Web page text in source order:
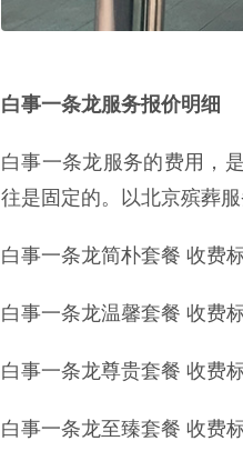
白事一条龙服务报价明细
白事一条龙服务的费用，
往是固定的。以北京殡葬
白事一条龙简朴套餐 收费
白事一条龙温馨套餐 收费
白事一条龙尊贵套餐 收费
白事一条龙至臻套餐 收费